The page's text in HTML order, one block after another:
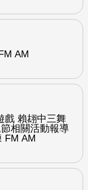
AM
戲 賴翃中三舞
相關活動報導
FM AM